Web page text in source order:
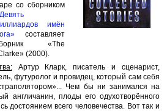
со сборником
имён
составляет
«The
(2000).
Артур Кларк, писатель и сценарист,
футуролог и провидец, который сам себя
Чем бы ни занимался на
англичанин, плоды его одухотворённого
достоянием всего человечества. Вот так и